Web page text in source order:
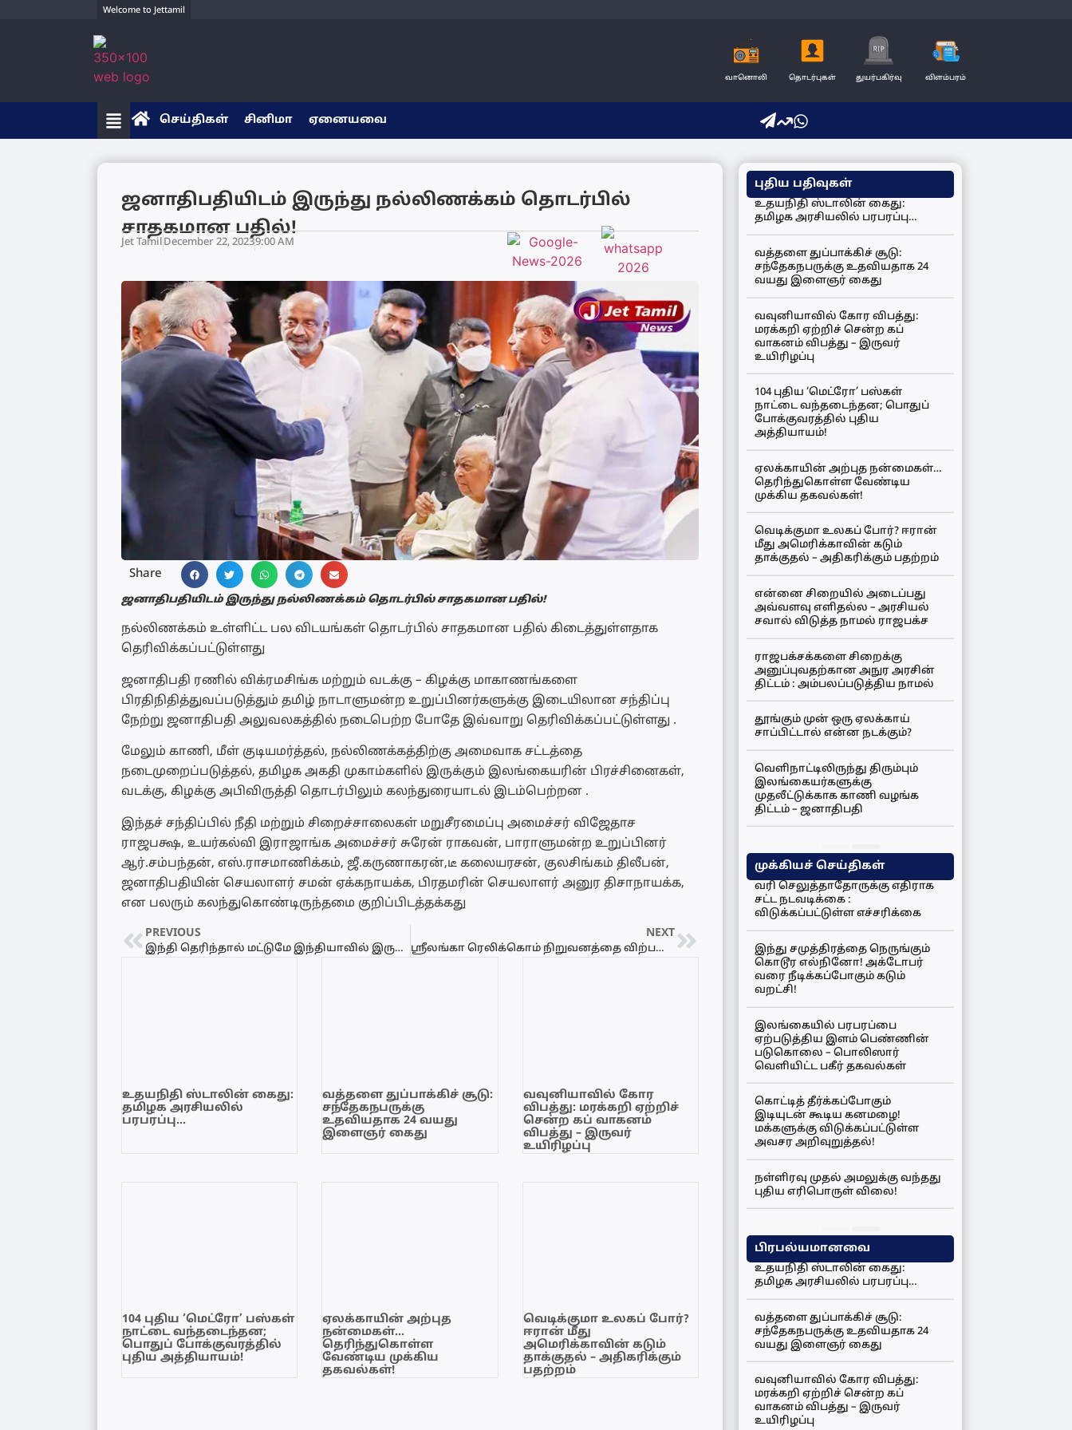
Welcome to Jettamil
வானொலி தொடர்புகள் துயர்பகிர்வு விளம்பரம்
செய்திகள் சினிமா ஏனையவை
ஜனாதிபதியிடம் இருந்து நல்லிணக்கம் தொடர்பில்
சாதகமான பதில்!
Jet TamilDecember 22, 20239:00 AM
Share
ஜனாதிபதியிடம் இருந்து நல்லிணக்கம் தொடர்பில் சாதகமான பதில்!
நல்லிணக்கம் உள்ளிட்ட பல விடயங்கள் தொடர்பில் சாதகமான பதில் கிடைத்துள்ளதாக
தெரிவிக்கப்பட்டுள்ளது
ஜனாதிபதி ரணில் விக்ரமசிங்க மற்றும் வடக்கு – கிழக்கு மாகாணங்களை
பிரதிநிதித்துவப்படுத்தும் தமிழ் நாடாளுமன்ற உறுப்பினர்களுக்கு இடையிலான சந்திப்பு
நேற்று ஜனாதிபதி அலுவலகத்தில் நடைபெற்ற போதே இவ்வாறு தெரிவிக்கப்பட்டுள்ளது .
மேலும் காணி, மீள் குடியமர்த்தல், நல்லிணக்கத்திற்கு அமைவாக சட்டத்தை
நடைமுறைப்படுத்தல், தமிழக அகதி முகாம்களில் இருக்கும் இலங்கையரின் பிரச்சினைகள்,
வடக்கு, கிழக்கு அபிவிருத்தி தொடர்பிலும் கலந்துரையாடல் இடம்பெற்றன .
இந்தச் சந்திப்பில் நீதி மற்றும் சிறைச்சாலைகள் மறுசீரமைப்பு அமைச்சர் விஜேதாச
ராஜபக்ஷ, உயர்கல்வி இராஜாங்க அமைச்சர் சுரேன் ராகவன், பாராளுமன்ற உறுப்பினர்
ஆர்.சம்பந்தன், எஸ்.ராசமாணிக்கம், ஜீ.கருணாகரன்,டீ கலையரசன், குலசிங்கம் திலீபன்,
ஜனாதிபதியின் செயலாளர் சமன் ஏக்கநாயக்க, பிரதமரின் செயலாளர் அனுர திசாநாயக்க,
என பலரும் கலந்துகொண்டிருந்தமை குறிப்பிடத்தக்கது
PREVIOUS
இந்தி தெரிந்தால் மட்டுமே இந்தியாவில் இருக்க முடியும் என்பது அருவறுக்கத்தக்கது – சீமான் ஆவேசம்
NEXT
ஸ்ரீலங்கா ரெலிக்கொம் நிறுவனத்தை விற்பனை செய்ய வேண்டாம் – ஊழியர்கள் யாழில் போராட்டம்
உதயநிதி ஸ்டாலின் கைது:
தமிழக அரசியலில்
பரபரப்பு…
வத்தளை துப்பாக்கிச் சூடு:
சந்தேகநபருக்கு
உதவியதாக 24 வயது
இளைஞர் கைது
வவுனியாவில் கோர
விபத்து: மரக்கறி ஏற்றிச்
சென்ற கப் வாகனம்
விபத்து – இருவர்
உயிரிழப்பு
104 புதிய ‘மெட்ரோ’ பஸ்கள்
நாட்டை வந்தடைந்தன;
பொதுப் போக்குவரத்தில்
புதிய அத்தியாயம்!
ஏலக்காயின் அற்புத
நன்மைகள்…
தெரிந்துகொள்ள
வேண்டிய முக்கிய
தகவல்கள்!
வெடிக்குமா உலகப் போர்?
ஈரான் மீது
அமெரிக்காவின் கடும்
தாக்குதல் – அதிகரிக்கும்
பதற்றம்
புதிய பதிவுகள்
உதயநிதி ஸ்டாலின் கைது:
தமிழக அரசியலில் பரபரப்பு…
வத்தளை துப்பாக்கிச் சூடு:
சந்தேகநபருக்கு உதவியதாக 24
வயது இளைஞர் கைது
வவுனியாவில் கோர விபத்து:
மரக்கறி ஏற்றிச் சென்ற கப்
வாகனம் விபத்து – இருவர்
உயிரிழப்பு
104 புதிய ‘மெட்ரோ’ பஸ்கள்
நாட்டை வந்தடைந்தன; பொதுப்
போக்குவரத்தில் புதிய
அத்தியாயம்!
ஏலக்காயின் அற்புத நன்மைகள்…
தெரிந்துகொள்ள வேண்டிய
முக்கிய தகவல்கள்!
வெடிக்குமா உலகப் போர்? ஈரான்
மீது அமெரிக்காவின் கடும்
தாக்குதல் – அதிகரிக்கும் பதற்றம்
என்னை சிறையில் அடைப்பது
அவ்வளவு எளிதல்ல – அரசியல்
சவால் விடுத்த நாமல் ராஜபக்ச
ராஜபக்சக்களை சிறைக்கு
அனுப்புவதற்கான அநுர அரசின்
திட்டம் : அம்பலப்படுத்திய நாமல்
தூங்கும் முன் ஒரு ஏலக்காய்
சாப்பிட்டால் என்ன நடக்கும்?
வெளிநாட்டிலிருந்து திரும்பும்
இலங்கையர்களுக்கு
முதலீட்டுக்காக காணி வழங்க
திட்டம் – ஜனாதிபதி
முக்கியச் செய்திகள்
வரி செலுத்தாதோருக்கு எதிராக
சட்ட நடவடிக்கை :
விடுக்கப்பட்டுள்ள எச்சரிக்கை
இந்து சமுத்திரத்தை நெருங்கும்
கொடூர எல்நினோ! அக்டோபர்
வரை நீடிக்கப்போகும் கடும்
வறட்சி!
இலங்கையில் பரபரப்பை
ஏற்படுத்திய இளம் பெண்ணின்
படுகொலை – பொலிஸார்
வெளியிட்ட பகீர் தகவல்கள்
கொட்டித் தீர்க்கப்போகும்
இடியுடன் கூடிய கனமழை!
மக்களுக்கு விடுக்கப்பட்டுள்ள
அவசர அறிவுறுத்தல்!
நள்ளிரவு முதல் அமலுக்கு வந்தது
புதிய எரிபொருள் விலை!
பிரபல்யமானவை
உதயநிதி ஸ்டாலின் கைது:
தமிழக அரசியலில் பரபரப்பு…
வத்தளை துப்பாக்கிச் சூடு:
சந்தேகநபருக்கு உதவியதாக 24
வயது இளைஞர் கைது
வவுனியாவில் கோர விபத்து:
மரக்கறி ஏற்றிச் சென்ற கப்
வாகனம் விபத்து – இருவர்
உயிரிழப்பு